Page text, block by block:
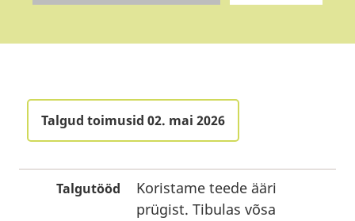
Talgud toimusid 02. mai 2026
Talgutööd
Koristame teede ääri
prügist. Tibulas võsa